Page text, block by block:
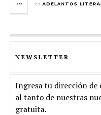
en ADELANTOS
NEWSLETTER
Ingresa tu dirección
al tanto de nuestras
gratuita.